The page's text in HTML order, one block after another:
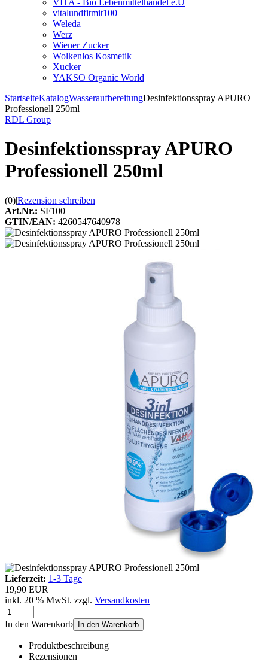
VITA - Bio Lebenmittelhandel e.U
vitalundfitmit100
Weleda
Werz
Wiener Zucker
Wolkenlos Kosmetik
Xucker
YAKSO Organic World
StartseiteKatalogWasseraufbereitungDesinfektionsspray APURO
Professionell 250ml
RDL Group
Desinfektionsspray APURO
Professionell 250ml
(0)|Rezension schreiben
Art.Nr.: SF100
GTIN/EAN: 4260547640978
Lieferzeit: 1-3 Tage
19,90 EUR
inkl. 20 % MwSt. zzgl. Versandkosten
In den Warenkorb In den Warenkorb
Produktbeschreibung
Rezensionen